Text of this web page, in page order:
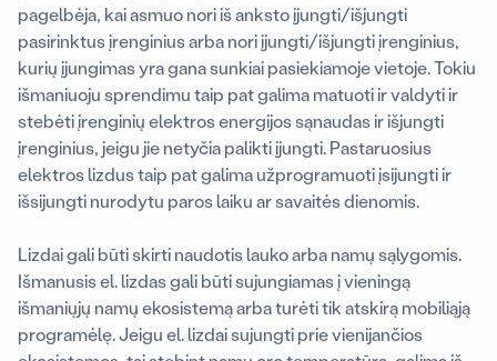
pagelbėja, kai asmuo nori iš anksto įjungti/išjungti
pasirinktus įrenginius arba nori įjungti/išjungti įrenginius,
kurių įjungimas yra gana sunkiai pasiekiamoje vietoje. Tokiu
išmaniuoju sprendimu taip pat galima matuoti ir valdyti ir
stebėti įrenginių elektros energijos sąnaudas ir išjungti
įrenginius, jeigu jie netyčia palikti įjungti. Pastaruosius
elektros lizdus taip pat galima užprogramuoti įsijungti ir
išsijungti nurodytu paros laiku ar savaitės dienomis.
Lizdai gali būti skirti naudotis lauko arba namų sąlygomis.
Išmanusis el. lizdas gali būti sujungiamas į vieningą
išmaniųjų namų ekosistemą arba turėti tik atskirą mobiliąją
programėlę. Jeigu el. lizdai sujungti prie vienijančios